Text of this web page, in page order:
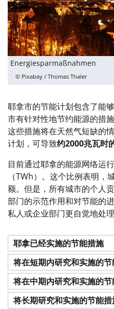
Energiesparmaßnahmen
© Pixabay / Thomas Thaler
耶拿市的节能计划包含了能
市有针对性地节约能源的措
这些措施将在天然气短缺的
计划，可导致约2000兆瓦时
目前通过耶拿的能源网络运
（TWh） 。这个比例表明，
额。但是，所有城市的个人
部门的示范作用和对节能的
私人或企业部门更自觉地处理
耶拿已经实施的节能措施
将在短期内研究和实施的
将在中期内研究和实施的
将长期研究和实施的节能措